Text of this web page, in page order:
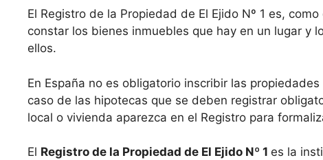
El Registro de la Propiedad de El Ejido Nº 1 es,
constar los bienes inmuebles que hay en un lugar y
ellos.
En España no es obligatorio inscribir las
caso de las hipotecas que se deben registrar
local o vivienda aparezca en el Registro para
El Registro de la Propiedad de El Ejido Nº 1 es la